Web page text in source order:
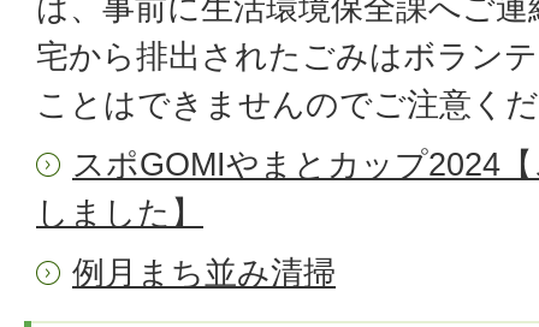
は、事前に生活環境保全課へご
宅から排出されたごみはボラン
ことはできませんのでご注意く
スポGOMIやまとカップ2024
しました】
例月まち並み清掃